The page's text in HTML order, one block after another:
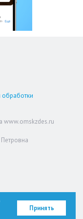
обработки
www.omskzdes.ru
Принять